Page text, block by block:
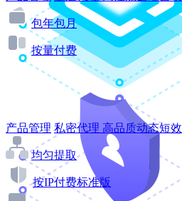
包年包月
按量付费
产品管理 私密代理 高品质动态短
均匀提取
按IP付费标准版